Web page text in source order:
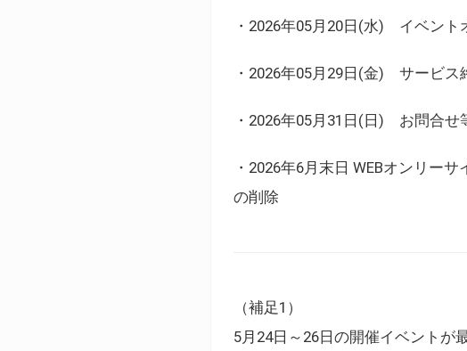
・2026年05月20日(水) イベント
・2026年05月29日(金) サービス
・2026年05月31日(日) お問合せ
・2026年6月末日 WEBオンリー
の削除
（補足1）
5月24日～26日の開催イベントが